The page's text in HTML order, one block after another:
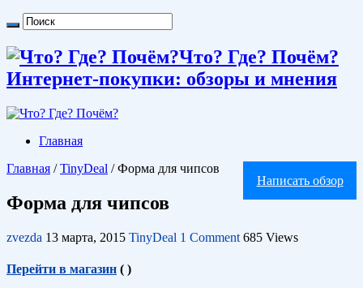
Что? Где? Почём?
Интернет-покупки: обзоры и мнения
Главная
Написать обзор
Главная / TinyDeal / Форма для чипсов
Форма для чипсов
zvezda 13 марта, 2015 TinyDeal 1 Comment 685 Views
Перейти в магазин ( )